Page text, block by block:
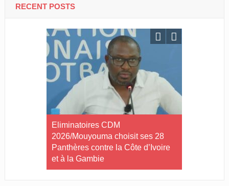
RECENT POSTS
Eliminatoires CDM
2026/Mouyouma choisit ses 28
Panthères contre la Côte d’Ivoire
et à la Gambie